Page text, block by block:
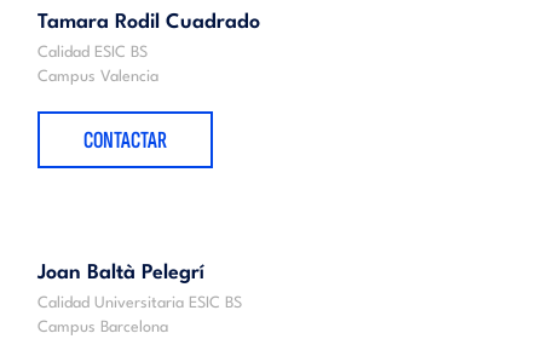
Tamara Rodil Cuadrado
Calidad ESIC BS
Campus Valencia
CONTACTAR
Joan Baltà Pelegrí
Calidad Universitaria ESIC BS
Campus Barcelona